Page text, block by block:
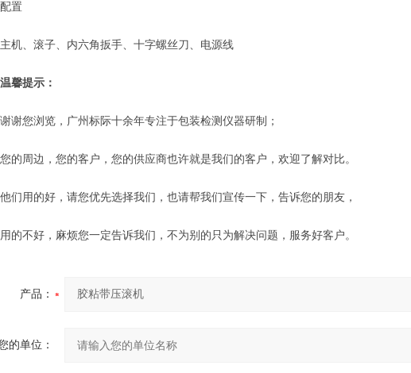
置
、滚子、内六角扳手、十字螺丝刀、电源线
温馨提示：
您浏览，广州标际十余年专注于包装检测仪器研制；
周边，您的客户，您的供应商也许就是我们的客户，欢迎了解对比。
用的好，请您优先选择我们，也请帮我们宣传一下，告诉您的朋友，
不好，麻烦您一定告诉我们，不为别的只为解决问题，服务好客户。
产品：
的单位：